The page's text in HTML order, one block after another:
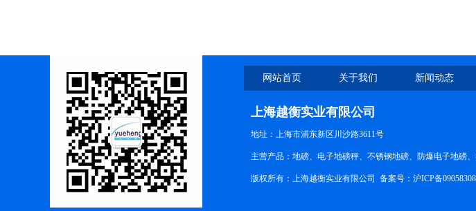
网站首页 关于我们 新闻动态
上海越衡实业有限公司
地址：上海市浦东新区川沙路3611号
主营产品：地磅、电子地磅秤、不锈钢地磅、防爆电子地磅
版权所有：上海越衡实业有限公司 备案号： 沪ICP备